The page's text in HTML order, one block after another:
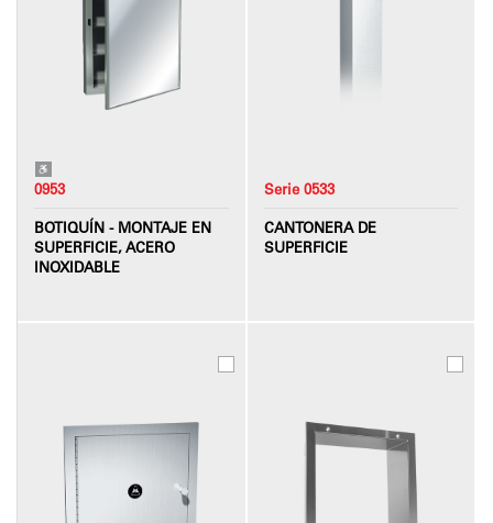
0953
BOTIQUÍN - MONTAJE EN
SUPERFICIE, ACERO
INOXIDABLE
Serie 0533
CANTONERA DE
SUPERFICIE